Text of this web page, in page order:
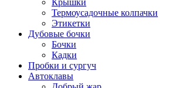
Крышки
Термоусадочные колпачки
Этикетки
Дубовые бочки
Бочки
Кадки
Пробки и сургуч
Автоклавы